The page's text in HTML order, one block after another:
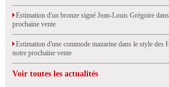
Estimation d'un bronze signé Jean-Louis Grégoire
prochaine vente
Estimation d'une commode mazarine dans le style des
notre prochaine vente
Voir toutes les actualités